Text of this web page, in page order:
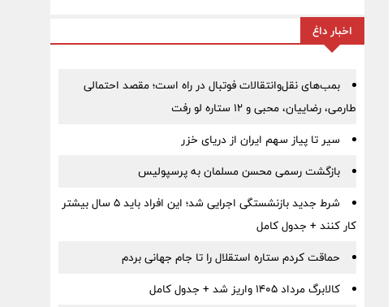
اخبار داغ
بمب‌های نقل‌وانتقالات فوتبال در راه است؛ مقصد احتمالی
طارمی، رضاییان، محبی و ۱۲ ستاره لو رفت
سیر تا پیاز سهم ایران از دریای خزر
بازگشت رسمی محسن مسلمان به پرسپولیس
شرط جدید بازنشستگی اجرایی شد؛ این افراد باید ۵ سال بیشتر
کار کنند + جدول کامل
حماقت کردم ستاره استقلال را تا جام جهانی بردم
کالابرگ مرداد ۱۴۰۵ واریز شد + جدول کامل